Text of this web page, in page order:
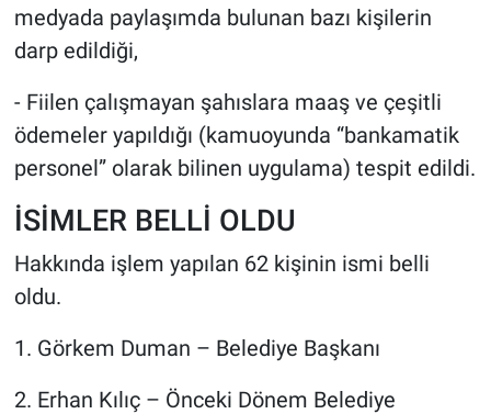
medyada paylaşımda bulunan bazı kişilerin
darp edildiği,
- Fiilen çalışmayan şahıslara maaş ve çeşitli
ödemeler yapıldığı (kamuoyunda “bankamatik
personel” olarak bilinen uygulama) tespit edildi.
İSİMLER BELLİ OLDU
Hakkında işlem yapılan 62 kişinin ismi belli
oldu.
1.⁠ ⁠Görkem Duman – Belediye Başkanı
2.⁠ ⁠Erhan Kılıç – Önceki Dönem Belediye